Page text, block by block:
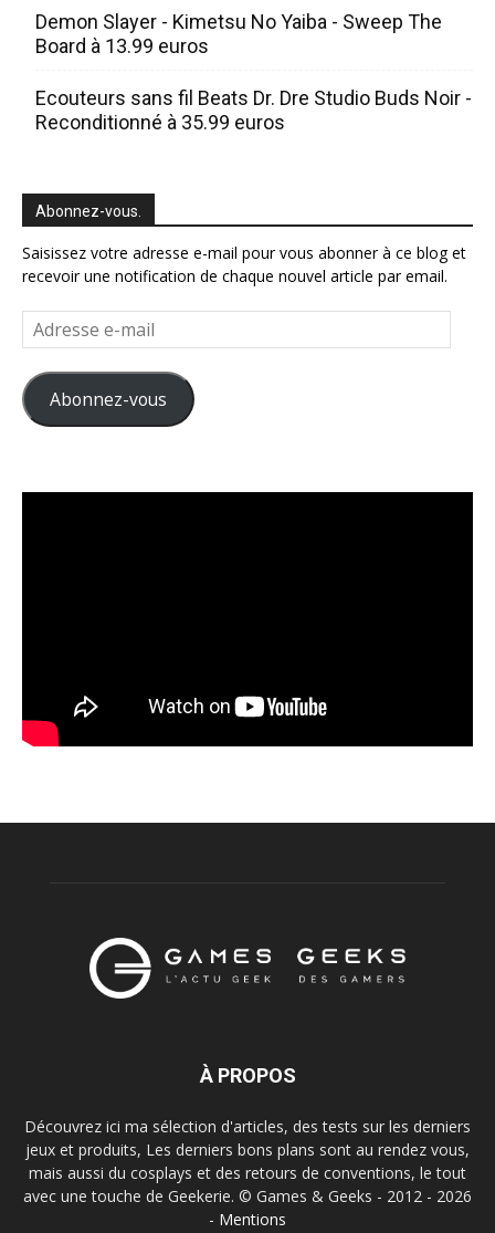
Demon Slayer - Kimetsu No Yaiba - Sweep The
Board à 13.99 euros
Ecouteurs sans fil Beats Dr. Dre Studio Buds Noir -
Reconditionné à 35.99 euros
Abonnez-vous.
Saisissez votre adresse e-mail pour vous abonner à ce blog et
recevoir une notification de chaque nouvel article par email.
Adresse
e-
mail
Abonnez-vous
À PROPOS
Découvrez ici ma sélection d'articles, des tests sur les derniers
jeux et produits, Les derniers bons plans sont au rendez vous,
mais aussi du cosplays et des retours de conventions, le tout
avec une touche de Geekerie. © Games & Geeks - 2012 - 2026
- Mentions